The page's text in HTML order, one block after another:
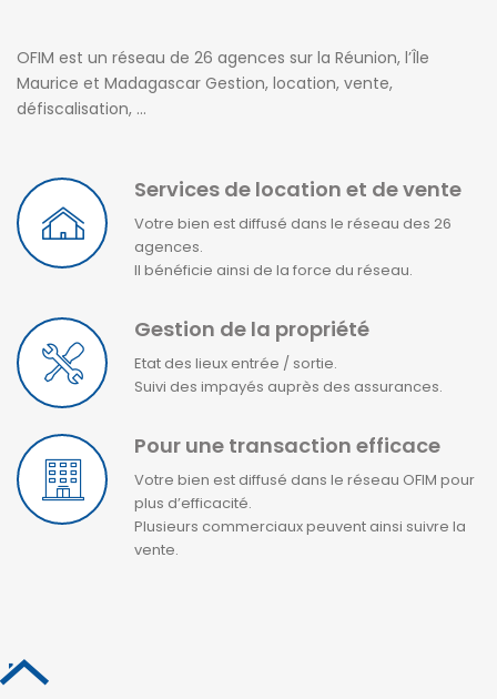
OFIM est un réseau de 26 agences sur la Réunion, l’Île
Maurice et Madagascar Gestion, location, vente,
défiscalisation, …
Services de location et de vente
Votre bien est diffusé dans le réseau des 26
agences.
Il bénéficie ainsi de la force du réseau.
Gestion de la propriété
Etat des lieux entrée / sortie.
Suivi des impayés auprès des assurances.
Pour une transaction efficace
Votre bien est diffusé dans le réseau OFIM pour
plus d’efficacité.
Plusieurs commerciaux peuvent ainsi suivre la
vente.